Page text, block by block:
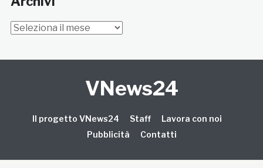
Archivi
VNews24
Il progetto VNews24 Staff
Lavora con noi
Pubblicità
Contatti